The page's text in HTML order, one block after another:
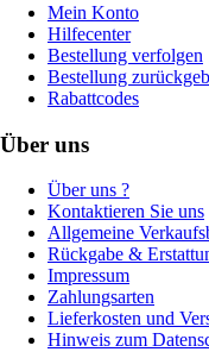
Mein Konto
Hilfecenter
Bestellung verfolgen
Bestellung
Rabattcodes
Über uns
Über uns ?
Kontaktieren Sie uns
Allgemeine
Rückgabe &
Impressum
Zahlungsarten
Lieferkosten und
Hinweis zum